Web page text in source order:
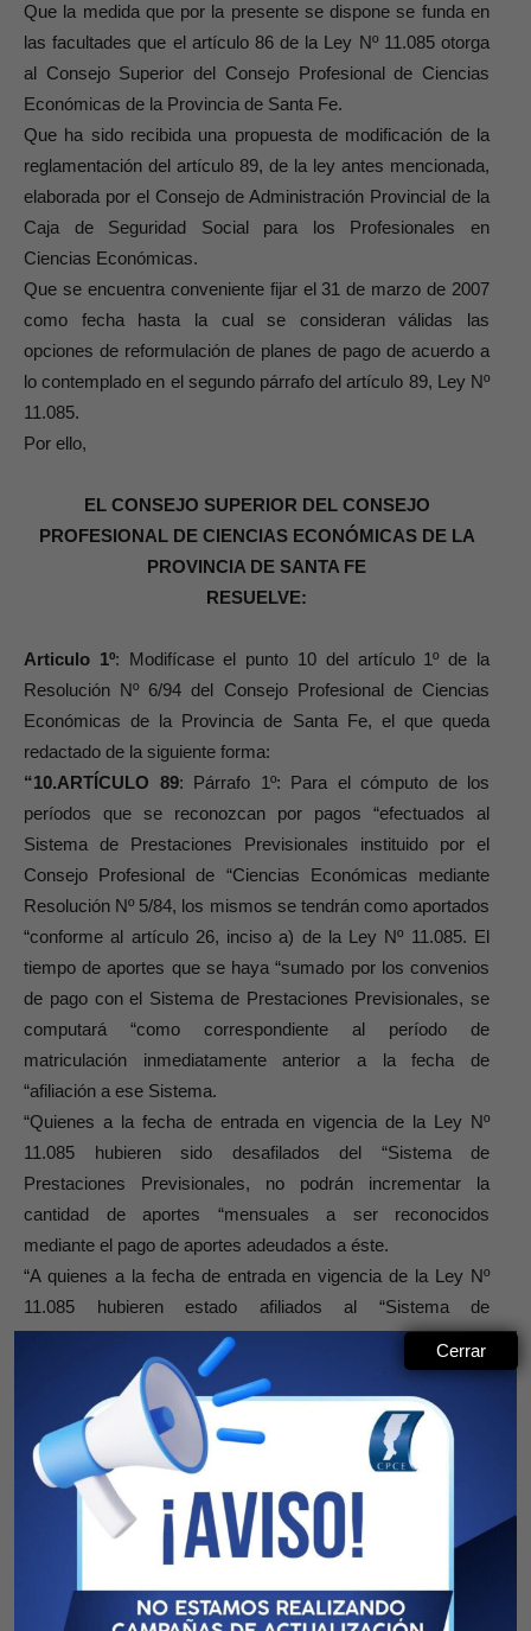
Que la medida que por la presente se dispone se funda en
las facultades que el artículo 86 de la Ley Nº 11.085 otorga
al Consejo Superior del Consejo Profesional de Ciencias
Económicas de la Provincia de Santa Fe.
Que ha sido recibida una propuesta de modificación de la
reglamentación del artículo 89, de la ley antes mencionada,
elaborada por el Consejo de Administración Provincial de la
Caja de Seguridad Social para los Profesionales en
Ciencias Económicas.
Que se encuentra conveniente fijar el 31 de marzo de 2007
como fecha hasta la cual se consideran válidas las
opciones de reformulación de planes de pago de acuerdo a
lo contemplado en el segundo párrafo del artículo 89, Ley Nº
11.085.
Por ello,
EL CONSEJO SUPERIOR DEL CONSEJO
PROFESIONAL DE CIENCIAS ECONÓMICAS DE LA
PROVINCIA DE SANTA FE
RESUELVE:
Articulo 1º: Modifícase el punto 10 del artículo 1º de la
Resolución Nº 6/94 del Consejo Profesional de Ciencias
Económicas de la Provincia de Santa Fe, el que queda
redactado de la siguiente forma:
“10.ARTÍCULO 89: Párrafo 1º: Para el cómputo de los
períodos que se reconozcan por pagos “efectuados al
Sistema de Prestaciones Previsionales instituido por el
Consejo Profesional de “Ciencias Económicas mediante
Resolución Nº 5/84, los mismos se tendrán como aportados
“conforme al artículo 26, inciso a) de la Ley Nº 11.085. El
tiempo de aportes que se haya “sumado por los convenios
de pago con el Sistema de Prestaciones Previsionales, se
computará “como correspondiente al período de
matriculación inmediatamente anterior a la fecha de
“afiliación a ese Sistema.
“Quienes a la fecha de entrada en vigencia de la Ley Nº
11.085 hubieren sido desafilados del “Sistema de
Prestaciones Previsionales, no podrán incrementar la
cantidad de aportes “mensuales a ser reconocidos
mediante el pago de aportes adeudados a éste.
“A quienes a la fecha de entrada en vigencia de la Ley Nº
11.085 hubieren estado afiliados al “Sistema de
Prestaciones Previsionales, los requisitos de antigüedad en
la matrícula “establecidos en los artículos 44, inciso c) y 45,
inciso c) de esa ley, les serán exigidos “conforme a lo
prescripto por el artículo 81 de la Resolución Nº 5/84 del
Consejo Profesional “de Ciencias Económicas, siempre que
reunieren las condiciones que el mismo prevé.
“Para quienes a la fecha de entrada en vigencia de la Ley Nº
11.085 hubieren estado afiliados al “Sistema de
antigüedad en la matrícula “establecido en el artículo 44,
Cerrar